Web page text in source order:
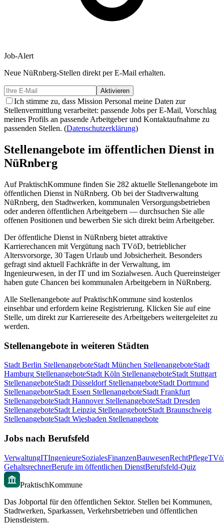
Job-Alert
Neue NüRnberg-Stellen direkt per E-Mail erhalten.
Aktivieren
Ich stimme zu, dass Mission Personal meine Daten zur
Stellenvermittlung verarbeitet: passende Jobs per E-Mail, Vorschlag
meines Profils an passende Arbeitgeber und Kontaktaufnahme zu
passenden Stellen. (Datenschutzerklärung)
Stellenangebote im öffentlichen Dienst in
NüRnberg
Auf PraktischKommune finden Sie 282 aktuelle Stellenangebote im
öffentlichen Dienst in NüRnberg. Ob bei der Stadtverwaltung
NüRnberg, den Stadtwerken, kommunalen Versorgungsbetrieben
oder anderen öffentlichen Arbeitgebern — durchsuchen Sie alle
offenen Positionen und bewerben Sie sich direkt beim Arbeitgeber.
Der öffentliche Dienst in NüRnberg bietet attraktive
Karrierechancen mit Vergütung nach TVöD, betrieblicher
Altersvorsorge, 30 Tagen Urlaub und Jobsicherheit. Besonders
gefragt sind aktuell Fachkräfte in der Verwaltung, im
Ingenieurwesen, in der IT und im Sozialwesen. Auch Quereinsteiger
haben gute Chancen bei kommunalen Arbeitgebern in NüRnberg.
Alle Stellenangebote auf PraktischKommune sind kostenlos
einsehbar und erfordern keine Registrierung. Klicken Sie auf eine
Stelle, um direkt zur Karriereseite des Arbeitgebers weitergeleitet zu
werden.
Stellenangebote in weiteren Städten
StadtBerlin StellenangeboteStadtMünchen StellenangeboteStadt
Hamburg StellenangeboteStadtKöln StellenangeboteStadt Stuttgart
StellenangeboteStadtDüsseldorfStellenangeboteStadtDortmund
StellenangeboteStadtEssen StellenangeboteStadtFrankfurt
StellenangeboteStadtHannoverStellenangeboteStadtDresden
StellenangeboteStadtLeipzig StellenangeboteStadtBraunschweig
StellenangeboteStadtWiesbaden Stellenangebote
Jobs nach Berufsfeld
VerwaltungITIngenieureSozialesFinanzenBauwesenRechtPflege
GehaltsrechnerBerufe im öffentlichen DienstBerufsfeld-Quiz
PraktischKommune
Das Jobportal für den öffentlichen Sektor. Stellen bei Kommunen,
Stadtwerken, Sparkassen, Verkehrsbetrieben und öffentlichen
Dienstleistern.